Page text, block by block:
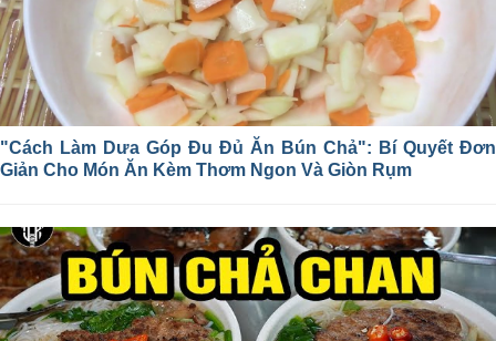
"Cách Làm Dưa Góp Đu Đủ Ăn Bún Chả": Bí Quyết Đơn
Giản Cho Món Ăn Kèm Thơm Ngon Và Giòn Rụm